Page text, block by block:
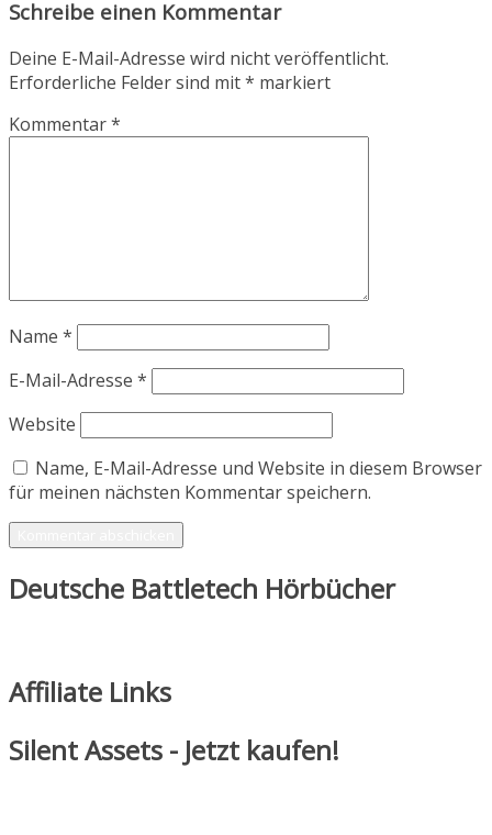
Schreibe einen Kommentar
Deine E-Mail-Adresse wird nicht veröffentlicht.
Erforderliche Felder sind mit* markiert
Kommentar*
Name *
E-Mail-Adresse *
Website
Name, E-Mail-Adresse und Website in diesem Browser
für meinen nächsten Kommentar speichern.
Deutsche Battletech Hörbücher
Affiliate Links
Silent Assets - Jetzt kaufen!